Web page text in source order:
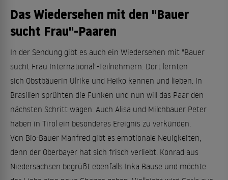
Das Wiedersehen mit den "Bauer
sucht Frau"-Paaren
In der Sendung gibt es auch ein Wiedersehen mit "Bauer
sucht Frau International"-Teilnehmern. Dort lernten
sich Obstbäuerin Ulrike und Heiko kennen und lieben. In
Brasilien sprühten die Funken und nun will das Paar den
nächsten Schritt wagen. Auch Alisa und Milchbauer Peter
haben in Tirol ein besonderes Ereignis zu verkünden.
Von Bio-Bauer Manfred gibt es emotionale Neuigkeiten,
denn der Oberbayer hat sich frisch verliebt. Konrad aus
Niedersachsen begrüßt ebenfalls Inka Bause und möchte